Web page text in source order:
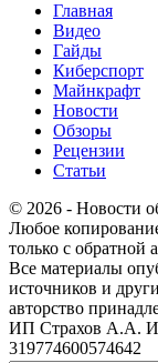
Главная
Видео
Гайды
Киберспорт
Майнкрафт
Новости
Обзоры
Рецензии
Статьи
© 2026 - Новости
Любое
только с обратной
Все материалы
источников и
авторство
ИП Страхов А.А.
319774600574642